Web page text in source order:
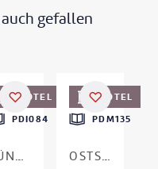
gefallen
HOTEL
PDI084
LÜNEBURGER HEIDE - HODENHAGEN
HOTEL
PDM135
OSTSEE - KRÖSLIN